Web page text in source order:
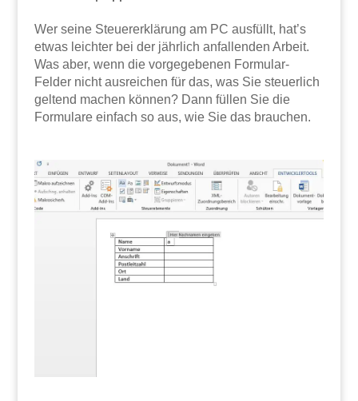
Wer seine Steuererklärung am PC ausfüllt, hat’s
etwas leichter bei der jährlich anfallenden Arbeit.
Was aber, wenn die vorgegebenen Formular-
Felder nicht ausreichen für das, was Sie steuerlich
geltend machen können? Dann füllen Sie die
Formulare einfach so aus, wie Sie das brauchen.